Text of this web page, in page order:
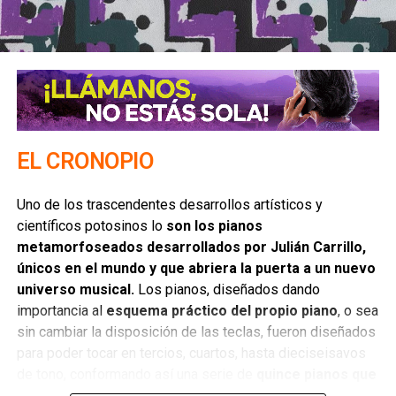
de Carlos López Medrano
NO TE PIERDAS
Lárraga
EL CRONOPIO
Uno de los trascendentes desarrollos artísticos y
científicos potosinos lo son los pianos
metamorfoseados desarrollados por Julián Carrillo,
únicos en el mundo y que abriera la puerta a un nuevo
universo musical.Los pianos, diseñados dando
importancia al esquema práctico del propio piano, o sea
sin cambiar la disposición de las teclas, fueron diseñados
para poder tocar en tercios, cuartos, hasta dieciseisavos